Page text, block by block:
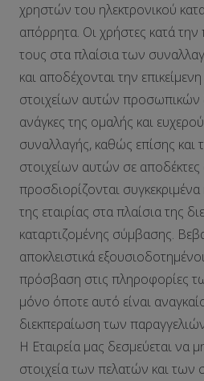
χρηστών του ηλεκτρονικού
απόρρητα. Οι χρήστες κατά
τους στα πλαίσια των
και αποδέχονται την
στοιχείων αυτών προσωπικών
ανάγκες της ομαλής και
συναλλαγής, καθώς επίσης και
στοιχείων αυτών σε αποδέκτες
προσδιορίζονται συγκεκριμένα
της εταιρίας στα πλαίσια της
καταρτιζομένης σύμβασης.
αποκλειστικά
πρόσβαση στις πληροφορίες
μόνο όποτε αυτό είναι
διεκπεραίωση των
Η Εταιρεία μας δεσμεύεται να
στοιχεία των πελατών και των